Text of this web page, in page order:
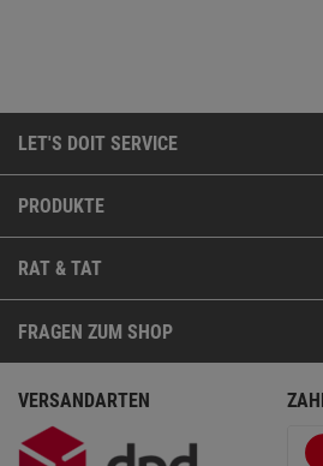
LET'S DOIT SERVICE
PRODUKTE
RAT & TAT
FRAGEN ZUM SHOP
VERSANDARTEN